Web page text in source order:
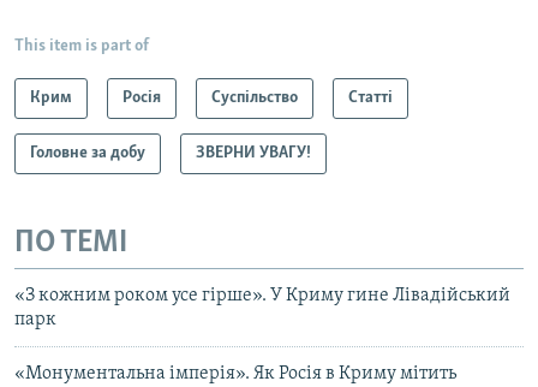
This item is part of
Крим Росія Суспільство Статті
Головне за добу ЗВЕРНИ УВАГУ!
ПО ТЕМІ
«З кожним роком усе гірше». У Криму гине Лівадійський
парк
«Монументальна імперія». Як Росія в Криму мітить